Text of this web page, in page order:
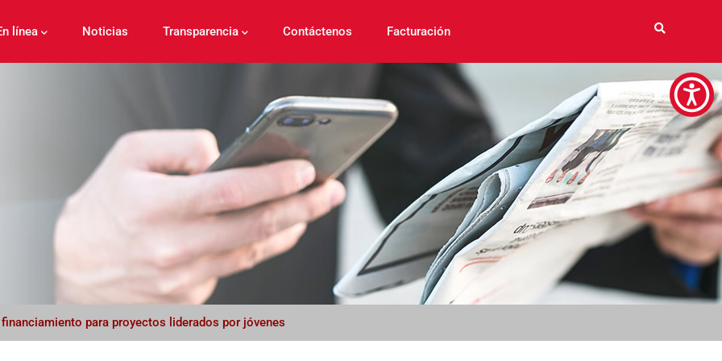
línea Noticias Transparencia Contáctenos Facturación
para proyectos liderados por jóvenes